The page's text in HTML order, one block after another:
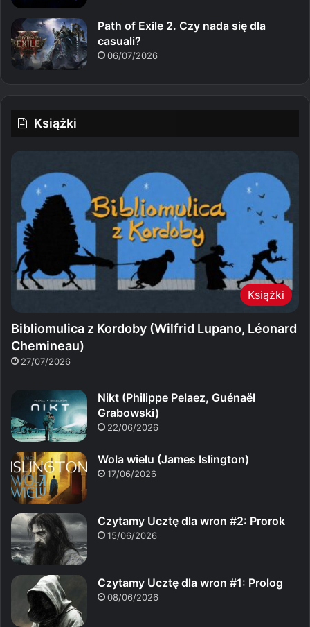
Path of Exile 2. Czy nada się dla
casuali?
06/07/2026
Książki
Książki
Bibliomulica z Kordoby (Wilfrid Lupano, Léonard
Chemineau)
27/07/2026
Nikt (Philippe Pelaez, Guénaël
Grabowski)
22/06/2026
Wola wielu (James Islington)
17/06/2026
Czytamy Ucztę dla wron #2: Prorok
15/06/2026
Czytamy Ucztę dla wron #1: Prolog
08/06/2026